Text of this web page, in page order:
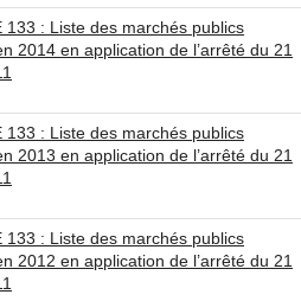
133 : Liste des marchés publics
2014 en application de l’arrêté du 21
133 : Liste des marchés publics
2013 en application de l’arrêté du 21
133 : Liste des marchés publics
2012 en application de l’arrêté du 21